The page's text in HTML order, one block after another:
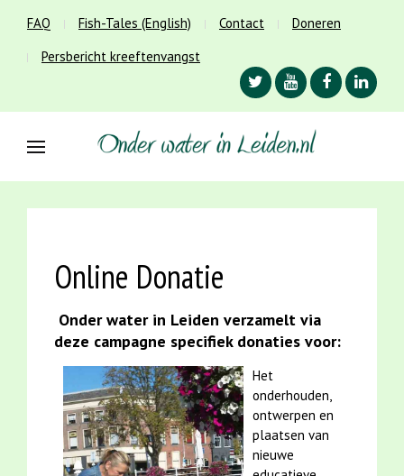
FAQ Fish-Tales (English) Contact
Doneren
Persbericht kreeftenvangst
Online Donatie
Onder water in Leiden verzamelt via
deze campagne specifiek donaties voor:
Het
onderhouden,
ontwerpen en
plaatsen van
nieuwe